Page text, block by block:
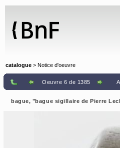
catalogue > Notice d'oeuvre
Oeuvre 6 de 1385
bague, "bague sigillaire de Pierre